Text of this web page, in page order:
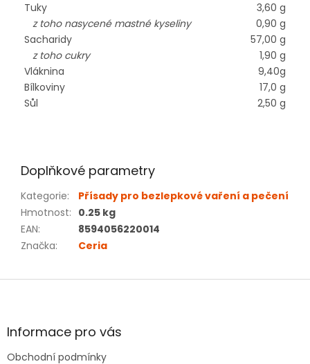
Tuky
3,60 g
z toho nasycené mastné kyseliny
0,90 g
Sacharidy
57,00 g
z toho cukry
1,90 g
Vláknina
9,40g
Bílkoviny
17,0 g
Sůl
2,50 g
Doplňkové parametry
Kategorie:
Přísady pro bezlepkové vaření a pečení
Hmotnost: 0.25 kg
EAN:
8594056220014
Značka: Ceria
Z
aInformace pro vás
Obchodní podmínky